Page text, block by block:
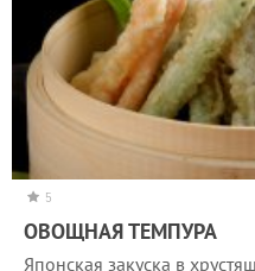
5
ОВОЩНАЯ ТЕМПУРА
Японская закуска в